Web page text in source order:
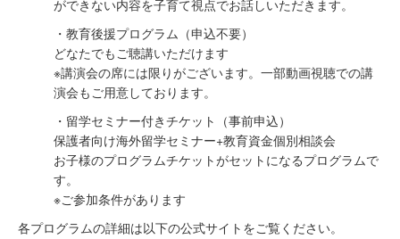
ができない内容を子育て視点でお話しいただきます。
・教育後援プログラム（申込不要）
どなたでもご聴講いただけます
※講演会の席には限りがございます。一部動画視聴での講
演会もご用意しております。
・留学セミナー付きチケット（事前申込）
保護者向け海外留学セミナー+教育資金個別相談会
お子様のプログラムチケットがセットになるプログラムで
す。
​※ご参加条件があります
各プログラムの詳細は以下の公式サイトをご覧ください。